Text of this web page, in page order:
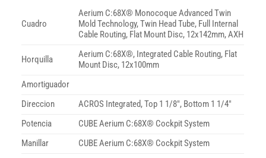
Cuadro
Aerium C:68X® Monocoque Advanced Twin
Mold Technology, Twin Head Tube, Full Internal
Cable Routing, Flat Mount Disc, 12x142mm, AXH
Horquilla
Aerium C:68X®, Integrated Cable Routing, Flat
Mount Disc, 12x100mm
Amortiguador
Direccion
ACROS Integrated, Top 1 1/8″, Bottom 1 1/4″
Potencia
CUBE Aerium C:68X® Cockpit System
Manillar
CUBE Aerium C:68X® Cockpit System